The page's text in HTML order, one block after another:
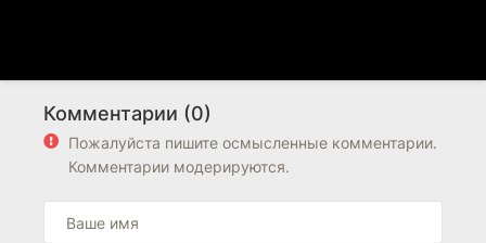
Комментарии (0)
Пожалуйста пишите осмысленные комментарии.
Комментарии модерируются.